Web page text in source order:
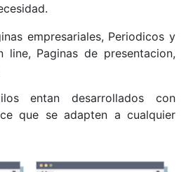
empresariales, Periodicos y
line, Paginas de presentacion,
entan desarrollados con
que se adapten a cualquier